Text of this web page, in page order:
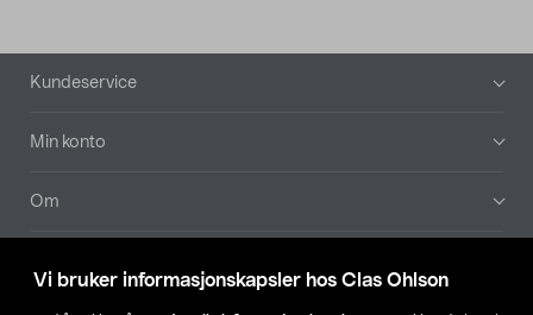
Vi bruker informasjonskapsler hos Clas Ohlson
Bunntekst
Kundeservice
Min konto
Om